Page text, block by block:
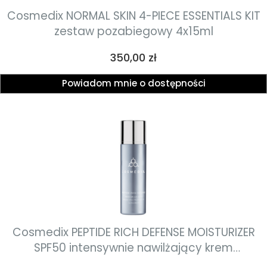
Cosmedix NORMAL SKIN 4-PIECE ESSENTIALS KIT
zestaw pozabiegowy 4x15ml
Cena
350,00 zł
Powiadom mnie o dostępności
Cosmedix PEPTIDE RICH DEFENSE MOISTURIZER
SPF50 intensywnie nawilżający krem